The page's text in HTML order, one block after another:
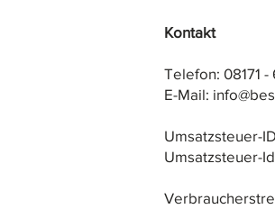
Kontakt
Telefon: 08171 -
E-Mail:
Umsatzsteuer-ID
Umsatzsteuer-